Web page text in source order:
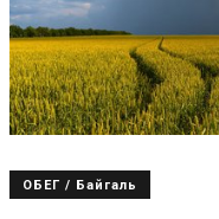
ОБЕГ / Байгаль